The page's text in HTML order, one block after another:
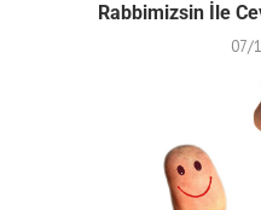
Rabbimizsin İle
07/